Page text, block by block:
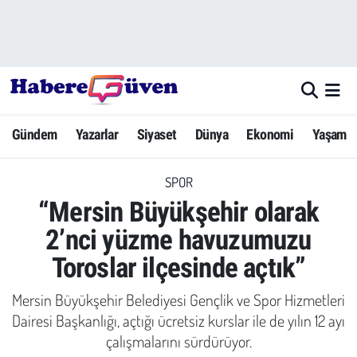
Gündem Yazarlar Siyaset Dünya Ekonomi Yaşam
SPOR
“Mersin Büyükşehir olarak
2’nci yüzme havuzumuzu
Toroslar ilçesinde açtık”
Mersin Büyükşehir Belediyesi Gençlik ve Spor Hizmetleri
Dairesi Başkanlığı, açtığı ücretsiz kurslar ile de yılın 12 ayı
çalışmalarını sürdürüyor.
Yazarlar
Dünya
Ekonomi
Yaşam
Yerel Haberler
Hava Durumu
Trafik Durumu
Süper Lig Puan Durumu ve Fikstür
Tüm Manşetler
Son Dakika Haberleri
Haber Arşivi